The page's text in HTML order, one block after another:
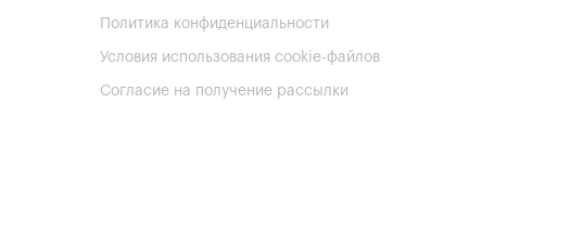
Политика конфиденциальности
Условия использования cookie-файлов
Согласие на получение рассылки